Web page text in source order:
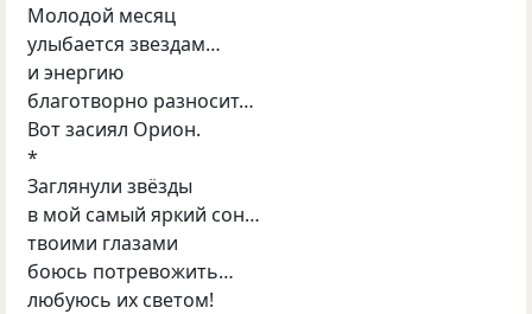
Молодой месяц
улыбается звездам…
и энергию
благотворно разносит…
Вот засиял Орион.
*
Заглянули звёзды
в мой самый яркий сон…
твоими глазами
боюсь потревожить…
любуюсь их светом!